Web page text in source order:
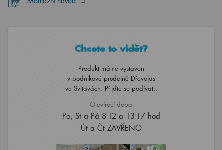
Chcete to vidět?
Produkt máme vystaven
v podnikové prodejně Dřevojas
ve Svitavách. Přijďte se podívat..
Otevírací doba
Po, St a Pá 8-12 a 13-17 hod
Út a Čt ZAVŘENO